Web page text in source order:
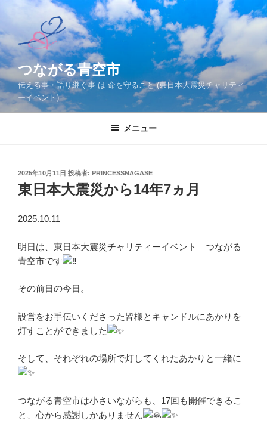
テ
ン
ツ
へ
ス
キ
つながる青空市
伝える事・語り継ぐ事 は 命を守ること (東日本大震災チャリティ
ーイベント)
メニュー
投
稿
日:
2025年10月11日 投稿者: PRINCESSNAGASE
東日本大震災から14年7ヵ月
2025.10.11
明日は、東日本大震災チャリティーイベント つながる
青空市です
その前日の今日。
設営をお手伝いくださった皆様とキャンドルにあかりを
灯すことができました
そして、それぞれの場所で灯してくれたあかりと一緒に
つながる青空市は小さいながらも、17回も開催できるこ
と、心から感謝しかありません